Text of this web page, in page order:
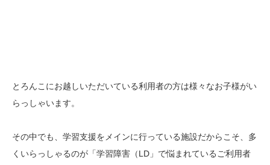
とろんこにお越しいただいている利用者の方は様々なお子様がい
らっしゃいます。
その中でも、学習支援をメインに行っている施設だからこそ、多
くいらっしゃるのが「学習障害（LD」で悩まれているご利用者